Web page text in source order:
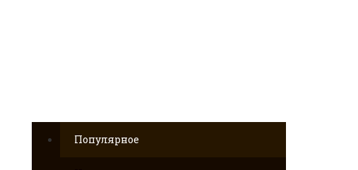
Популярное